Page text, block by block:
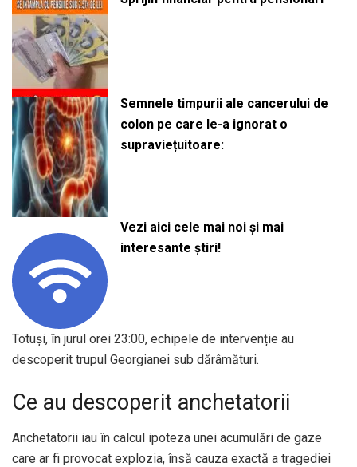
Semnele timpurii ale cancerului de
colon pe care le-a ignorat o
supraviețuitoare:
Vezi aici cele mai noi și mai
interesante știri!
Totuși, în jurul orei 23:00, echipele de intervenție au
descoperit trupul Georgianei sub dărâmături.
Ce au descoperit anchetatorii
Anchetatorii iau în calcul ipoteza unei acumulări de gaze
care ar fi provocat explozia, însă cauza exactă a tragediei